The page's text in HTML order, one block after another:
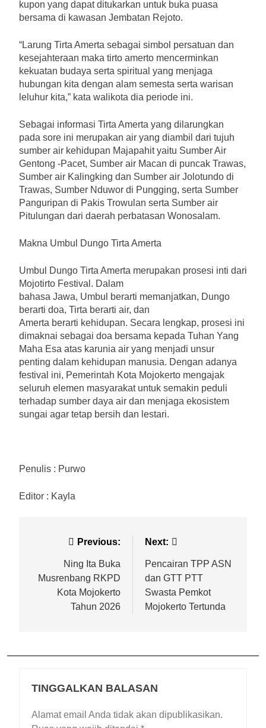
kupon yang dapat ditukarkan untuk buka puasa
bersama di kawasan Jembatan Rejoto.
“Larung Tirta Amerta sebagai simbol persatuan dan
kesejahteraan maka tirto amerto mencerminkan
kekuatan budaya serta spiritual yang menjaga
hubungan kita dengan alam semesta serta warisan
leluhur kita,” kata walikota dia periode ini.
Sebagai informasi Tirta Amerta yang dilarungkan
pada sore ini merupakan air yang diambil dari tujuh
sumber air kehidupan Majapahit yaitu Sumber Air
Gentong -Pacet, Sumber air Macan di puncak Trawas,
Sumber air Kalingking dan Sumber air Jolotundo di
Trawas, Sumber Nduwor di Pungging, serta Sumber
Panguripan di Pakis Trowulan serta Sumber air
Pitulungan dari daerah perbatasan Wonosalam.
Makna Umbul Dungo Tirta Amerta
Umbul Dungo Tirta Amerta merupakan prosesi inti dari
Mojotirto Festival. Dalam
bahasa Jawa, Umbul berarti memanjatkan, Dungo
berarti doa, Tirta berarti air, dan
Amerta berarti kehidupan. Secara lengkap, prosesi ini
dimaknai sebagai doa bersama kepada Tuhan Yang
Maha Esa atas karunia air yang menjadi unsur
penting dalam kehidupan manusia. Dengan adanya
festival ini, Pemerintah Kota Mojokerto mengajak
seluruh elemen masyarakat untuk semakin peduli
terhadap sumber daya air dan menjaga ekosistem
sungai agar tetap bersih dan lestari.
Penulis : Purwo
Editor : Kayla
Previous:
Ning Ita Buka
Musrenbang RKPD
Kota Mojokerto
Tahun 2026
Next:
Pencairan TPP ASN
dan GTT PTT
Swasta Pemkot
Mojokerto Tertunda
TINGGALKAN BALASAN
Alamat email Anda tidak akan dipublikasikan.